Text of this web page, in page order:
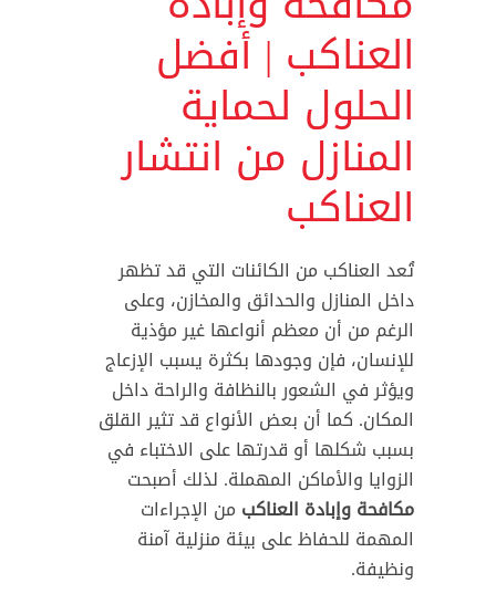
العناكب | أفضل
الحلول لحماية
المنازل من انتشار
العناكب
تُعد العناكب من الكائنات التي قد تظهر
داخل المنازل والحدائق والمخازن، وعلى
الرغم من أن معظم أنواعها غير مؤذية
للإنسان، فإن وجودها بكثرة يسبب الإزعاج
ويؤثر في الشعور بالنظافة والراحة داخل
المكان. كما أن بعض الأنواع قد تثير القلق
بسبب شكلها أو قدرتها على الاختباء في
الزوايا والأماكن المهملة. لذلك أصبحت
مكافحة وإبادة العناكب من الإجراءات
المهمة للحفاظ على بيئة منزلية آمنة
ونظيفة.